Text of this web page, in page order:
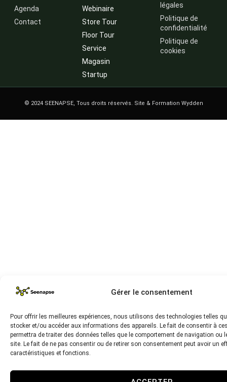
Gérer le consentement
Pour offrir les meilleures expériences, nous utilisons des technologies telles
stocker et/ou accéder aux informations des appareils. Le fait de consentir à
permettra de traiter des données telles que le comportement de navigation ou
site. Le fait de ne pas consentir ou de retirer son consentement peut avoir un
caractéristiques et fonctions.
Agenda
Contact
Webinaire
Store Tour
Floor Tour
Service
Magasin
Startup
légales
Politique de
confidentialité
Politique de
cookies
© 2024 SEENAPSE, Tous droits réservés. Site & Formation Wydden